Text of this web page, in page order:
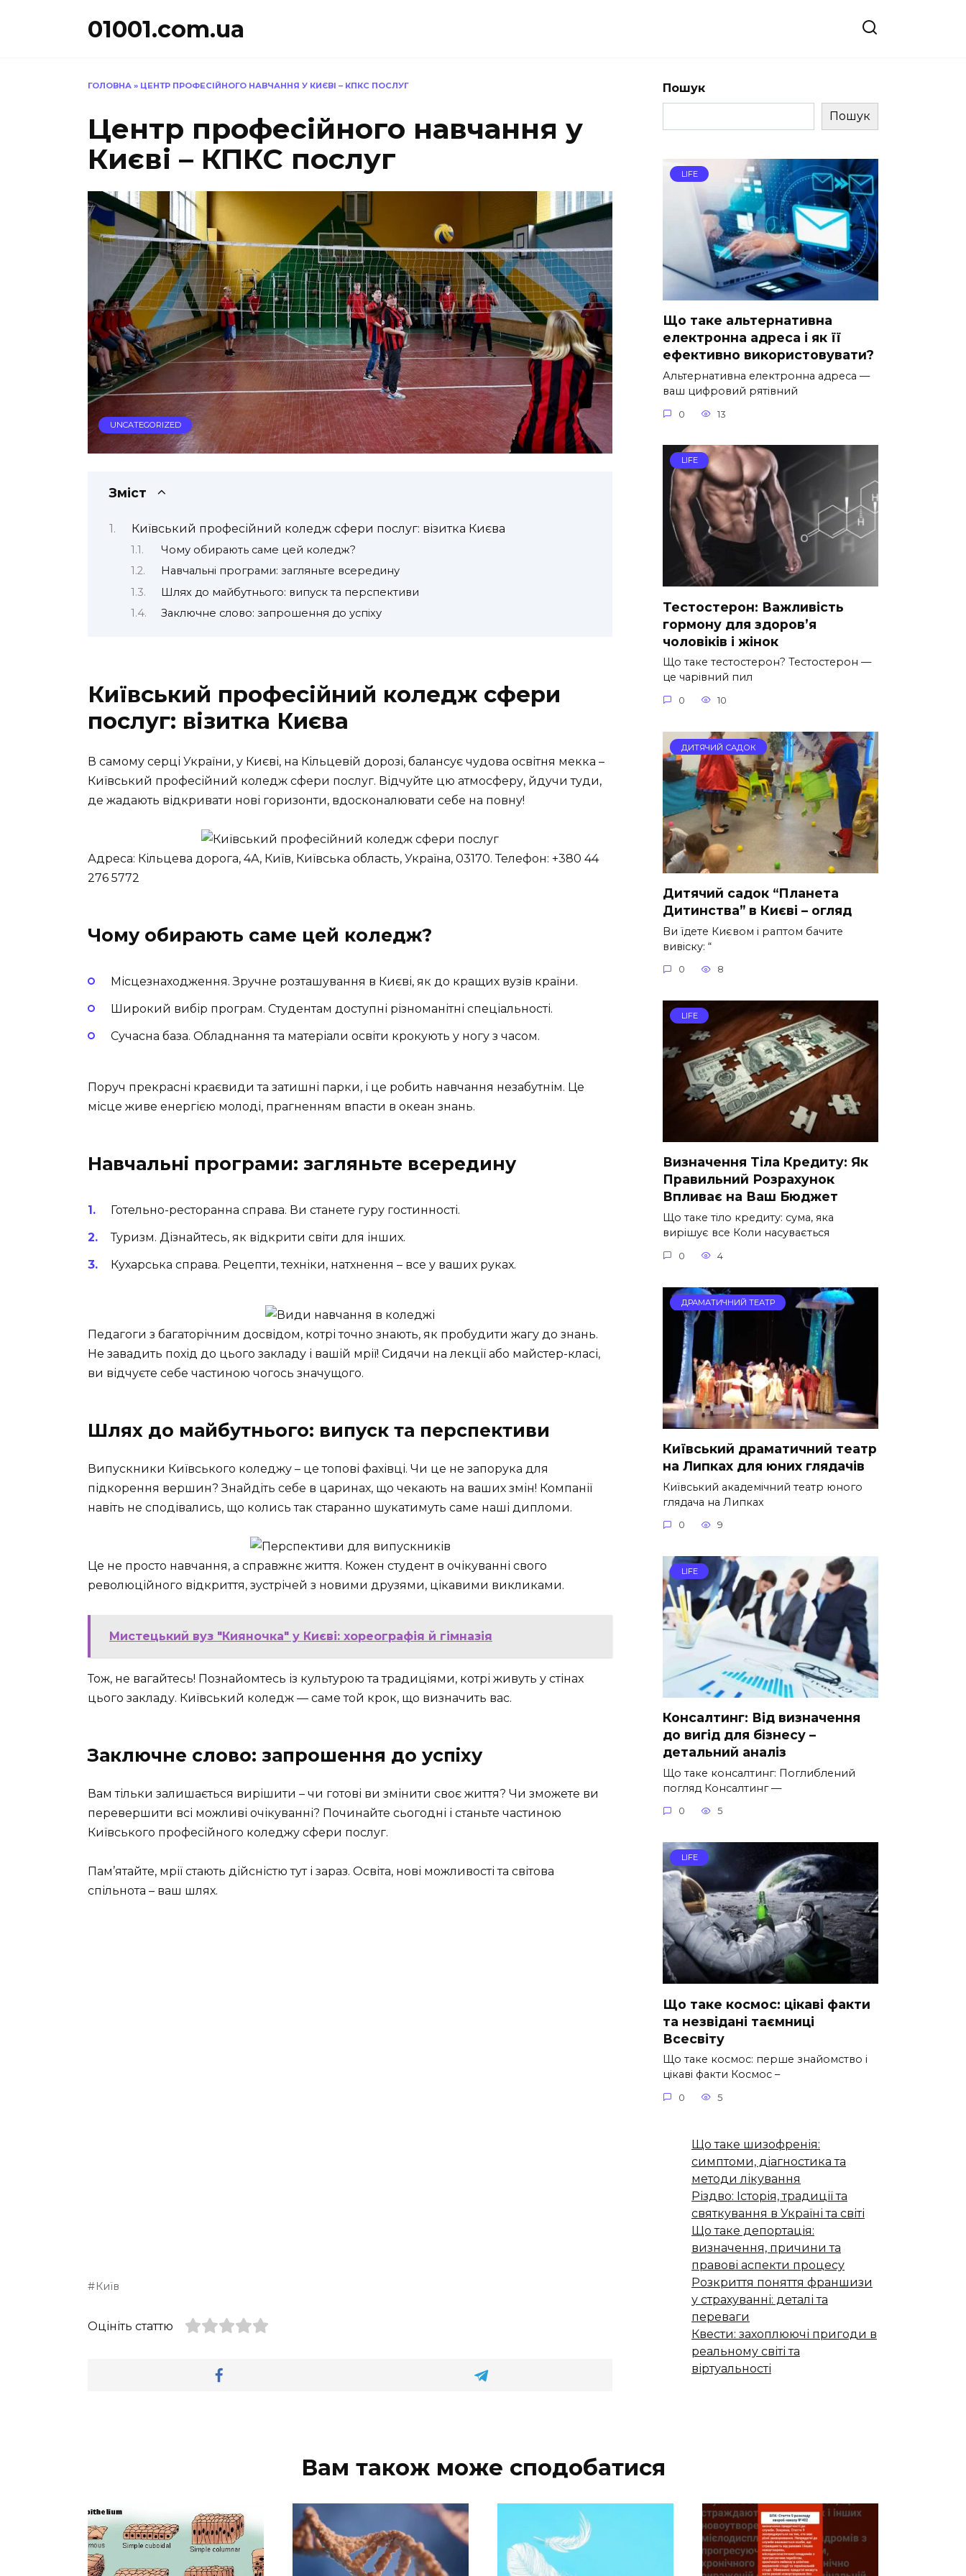
01001.com.ua
ГОЛОВНА » ЦЕНТР ПРОФЕСІЙНОГО НАВЧАННЯ У КИЄВІ – КПКС ПОСЛУГ
Центр професійного навчання у
Києві – КПКС послуг
UNCATEGORIZED
Зміст
Київський професійний коледж сфери послуг: візитка Києва
Чому обирають саме цей коледж?
Навчальні програми: загляньте всередину
Шлях до майбутнього: випуск та перспективи
Заключне слово: запрошення до успіху
Київський професійний коледж сфери
послуг: візитка Києва
В самому серці України, у Києві, на Кільцевій дорозі, балансує чудова освітня мекка –
Київський професійний коледж сфери послуг. Відчуйте цю атмосферу, йдучи туди,
де жадають відкривати нові горизонти, вдосконалювати себе на повну!
Адреса: Кільцева дорога, 4А, Київ, Київська область, Україна, 03170. Телефон: +380 44
276 5772
Чому обирають саме цей коледж?
Місцезнаходження. Зручне розташування в Києві, як до кращих вузів країни.
Широкий вибір програм. Студентам доступні різноманітні спеціальності.
Сучасна база. Обладнання та матеріали освіти крокують у ногу з часом.
Поруч прекрасні краєвиди та затишні парки, і це робить навчання незабутнім. Це
місце живе енергією молоді, прагненням впасти в океан знань.
Навчальні програми: загляньте всередину
Готельно-ресторанна справа. Ви станете гуру гостинності.
Туризм. Дізнайтесь, як відкрити світи для інших.
Кухарська справа. Рецепти, техніки, натхнення – все у ваших руках.
Педагоги з багаторічним досвідом, котрі точно знають, як пробудити жагу до знань.
Не завадить похід до цього закладу і вашій мрії! Сидячи на лекції або майстер-класі,
ви відчуєте себе частиною чогось значущого.
Шлях до майбутнього: випуск та перспективи
Випускники Київського коледжу – це топові фахівці. Чи це не запорука для
підкорення вершин? Знайдіть себе в царинах, що чекають на ваших змін! Компанії
навіть не сподівались, що колись так старанно шукатимуть саме наші дипломи.
Це не просто навчання, а справжнє життя. Кожен студент в очікуванні свого
революційного відкриття, зустрічей з новими друзями, цікавими викликами.
Мистецький вуз "Кияночка" у Києві: хореографія й гімназія
Тож, не вагайтесь! Познайомтесь із культурою та традиціями, котрі живуть у стінах
цього закладу. Київський коледж — саме той крок, що визначить вас.
Заключне слово: запрошення до успіху
Вам тільки залишається вирішити – чи готові ви змінити своє життя? Чи зможете ви
перевершити всі можливі очікуванні? Починайте сьогодні і станьте частиною
Київського професійного коледжу сфери послуг.
Пам’ятайте, мрії стають дійсністю тут і зараз. Освіта, нові можливості та світова
спільнота – ваш шлях.
Київ
Оцініть статтю
Пошук
Пошук
LIFE
Що таке альтернативна
електронна адреса і як її
ефективно використовувати?
Альтернативна електронна адреса —
ваш цифровий рятівний
0 13
LIFE
Тестостерон: Важливість
гормону для здоров’я
чоловіків і жінок
Що таке тестостерон? Тестостерон —
це чарівний пил
0 10
ДИТЯЧИЙ САДОК
Дитячий садок “Планета
Дитинства” в Києві – огляд
Ви їдете Києвом і раптом бачите
вивіску: “
0 8
LIFE
Визначення Тіла Кредиту: Як
Правильний Розрахунок
Впливає на Ваш Бюджет
Що таке тіло кредиту: сума, яка
вирішує все Коли насувається
0 4
ДРАМАТИЧНИЙ ТЕАТР
Київський драматичний театр
на Липках для юних глядачів
Київський академічний театр юного
глядача на Липках
0 9
LIFE
Консалтинг: Від визначення
до вигід для бізнесу –
детальний аналіз
Що таке консалтинг: Поглиблений
погляд Консалтинг —
0 5
LIFE
Що таке космос: цікаві факти
та незвідані таємниці
Всесвіту
Що таке космос: перше знайомство і
цікаві факти Космос –
0 5
Що таке шизофренія:
симптоми, діагностика та
методи лікування
Різдво: Історія, традиції та
святкування в Україні та світі
Що таке депортація:
визначення, причини та
правові аспекти процесу
Розкриття поняття франшизи
у страхуванні: деталі та
переваги
Квести: захоплюючі пригоди в
реальному світі та
віртуальності
Вам також може сподобатися